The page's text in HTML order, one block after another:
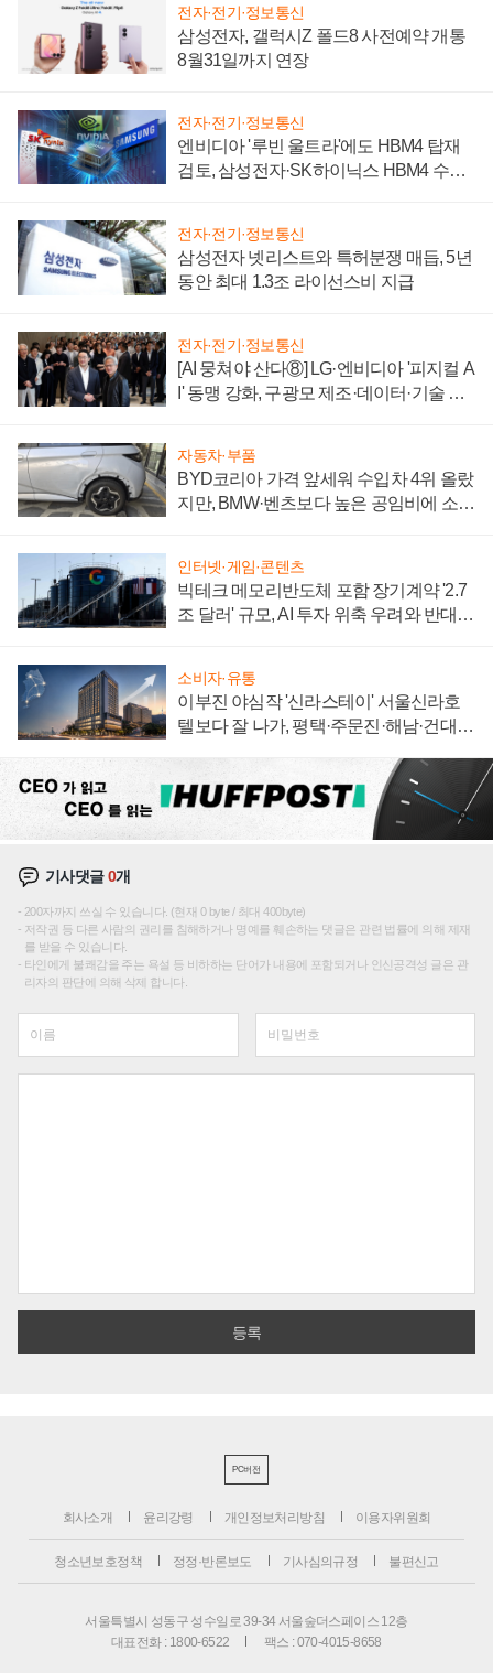
전자·전기·정보통신
삼성전자, 갤럭시Z 폴드8 사전예약 개통
8월31일까지 연장
전자·전기·정보통신
엔비디아 '루빈 울트라'에도 HBM4 탑재
검토, 삼성전자·SK하이닉스 HBM4 수율
전자·전기·정보통신
삼성전자 넷리스트와 특허분쟁 매듭, 5년
동안 최대 1.3조 라이선스비 지급
전자·전기·정보통신
[AI 뭉쳐야 산다⑧] LG·엔비디아 '피지컬 A
I' 동맹 강화, 구광모 제조·데이터·기술 결
자동차·부품
BYD코리아 가격 앞세워 수입차 4위 올랐
지만, BMW·벤츠보다 높은 공임비에 소비
인터넷·게임·콘텐츠
빅테크 메모리반도체 포함 장기계약 '2.7
조 달러' 규모, AI 투자 위축 우려와 반대
소비자·유통
이부진 야심작 '신라스테이' 서울신라호
텔보다 잘 나가, 평택·주문진·해남·건대로
기사댓글0개
200자까지 쓰실 수 있습니다. (현재 0 byte / 최대 400byte)
저작권 등 다른 사람의 권리를 침해하거나 명예를 훼손하는 댓글은 관련 법률에 의해 제재
를 받을 수 있습니다.
타인에게 불쾌감을 주는 욕설 등 비하하는 단어가 내용에 포함되거나 인신공격성 글은 관
리자의 판단에 의해 삭제 합니다.
PC버전
회사소개 윤리강령 개인정보처리방침 이용자위원회
청소년보호정책 정정·반론보도 기사심의규정 불편신고
서울특별시 성동구 성수일로 39-34 서울숲더스페이스 12층
대표전화 : 1800-6522
팩스 : 070-4015-8658